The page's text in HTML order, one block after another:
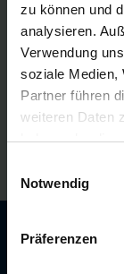
zu können und
analysieren.
Verwendung
soziale Medien,
Partner führen
weiteren Daten
haben oder die
Notwendig
Präferenzen